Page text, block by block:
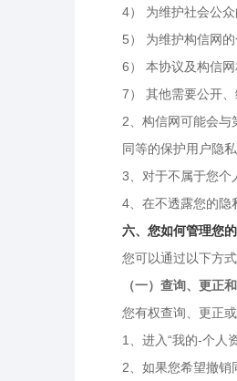
4） 为维护社会公
5） 为维护构信网
6） 本协议及构信
7） 其他需要公开
2、构信网可能会与
同等的保护用户隐
3、对于不属于您个
4、在不透露您的隐
六、您如何管理您
您可以通过以下方
（一）查询、更正
您有权查询、更正
1、进入“我的-个人
2、如果您希望撤销